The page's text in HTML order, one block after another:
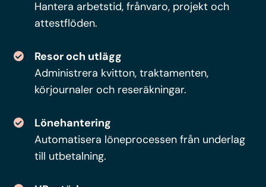
Hantera arbetstid, frånvaro, projekt och
attestflöden.
Resor och utlägg
Administrera kvitton, traktamenten,
körjournaler och reseräkningar.
Lönehantering
Automatisera löneprocessen från underlag
till utbetalning.